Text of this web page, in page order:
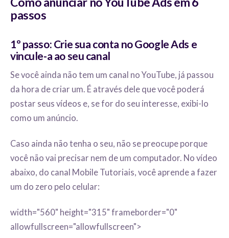
passos
1º passo: Crie sua conta no Google Ads e
vincule-a ao seu canal
Se você ainda não tem um canal no YouTube, já passou
da hora de criar um. É através dele que você poderá
postar seus vídeos e, se for do seu interesse, exibi-lo
como um anúncio.
Caso ainda não tenha o seu, não se preocupe porque
você não vai precisar nem de um computador. No vídeo
abaixo, do canal Mobile Tutoriais, você aprende a fazer
um do zero pelo celular:
width="560" height="315" frameborder="0"
allowfullscreen="allowfullscreen">